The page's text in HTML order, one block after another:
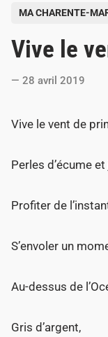
s
i
MA CHARENTE-
Vive le
28 avril 2019
Vive le vent de
Perles d’écume
Profiter de
S’envoler un
Au-dessus de
Gris d’argent,